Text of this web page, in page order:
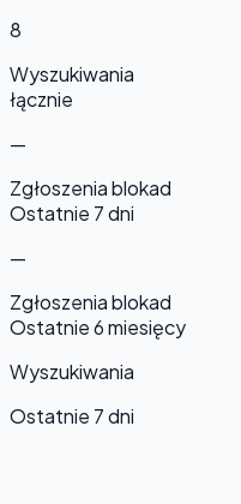
8
Wyszukiwania
łącznie
—
Zgłoszenia blokad
Ostatnie 7 dni
—
Zgłoszenia blokad
Ostatnie 6 miesięcy
Wyszukiwania
Ostatnie 7 dni